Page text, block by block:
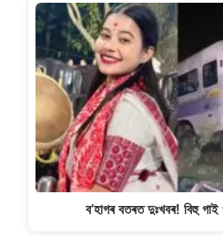
A
p
p
b
o
o
k
a
m
n
k
ব’হাগৰ বতৰত দুঃখবৰ! বিহু